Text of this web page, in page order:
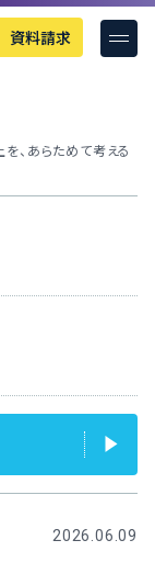
資料請求
、あらためて考える こ
2026.06.09